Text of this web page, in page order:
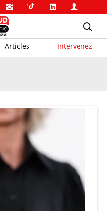
Articles Intervenez